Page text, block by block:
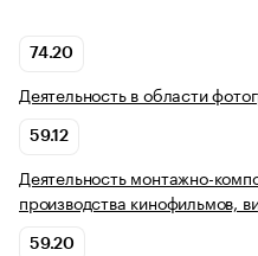
74.20
Деятельность в области
59.12
Деятельность монтажно-
производства кинофильмов,
59.20